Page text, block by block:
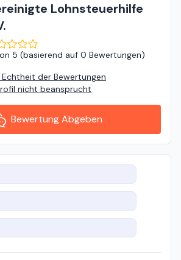
Lohnsteuerhilfe
5 (basierend auf 0 Bewertungen)
Echtheit der Bewertungen
nicht beansprucht
Bewertung Abgeben